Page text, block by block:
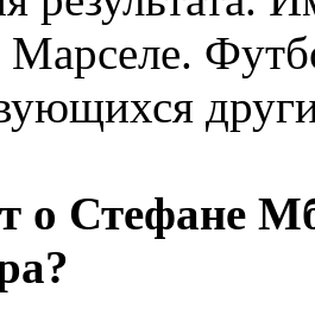
Марселе.
о Стефане